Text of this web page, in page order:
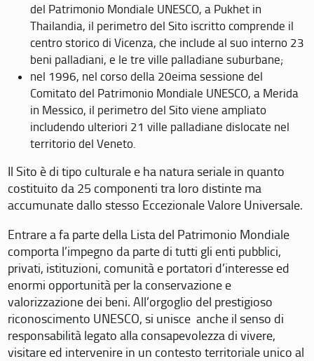
del Patrimonio Mondiale UNESCO, a Pukhet in
Thailandia, il perimetro del Sito iscritto comprende il
centro storico di Vicenza, che include al suo interno 23
beni palladiani, e le tre ville palladiane suburbane;
nel 1996, nel corso della 20eima sessione del
Comitato del Patrimonio Mondiale UNESCO, a Merida
in Messico, il perimetro del Sito viene ampliato
includendo ulteriori 21 ville palladiane dislocate nel
territorio del Veneto.
Il Sito è di tipo culturale e ha natura seriale in quanto
costituito da 25 componenti tra loro distinte ma
accumunate dallo stesso Eccezionale Valore Universale.
Entrare a fa parte della Lista del Patrimonio Mondiale
comporta l’impegno da parte di tutti gli enti pubblici,
privati, istituzioni, comunità e portatori d’interesse ed
enormi opportunità per la conservazione e
valorizzazione dei beni. All’orgoglio del prestigioso
riconoscimento UNESCO, si unisce anche il senso di
responsabilità legato alla consapevolezza di vivere,
visitare ed intervenire in un contesto territoriale unico al